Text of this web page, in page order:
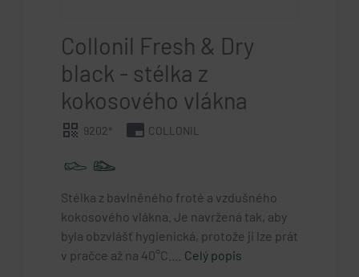
Collonil Fresh & Dry
black - stélka z
kokosového vlákna
qr_code 9202* branding_watermark COLLONIL
Stélka z bavlněného froté a vzdušného
kokosového vlákna. Je navržená tak, aby
byla obzvlášť hygienická, protože ji lze prát
v pračce až na 40°C.… Celý popis